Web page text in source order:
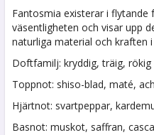
Fantosmia existerar i
väsentligheten och visar upp
naturliga material och kraften
Doftfamilj: kryddig, träig, rökig
Toppnot: shiso-blad, maté,
Hjärtnot: svartpeppar,
Basnot: muskot, saffran,